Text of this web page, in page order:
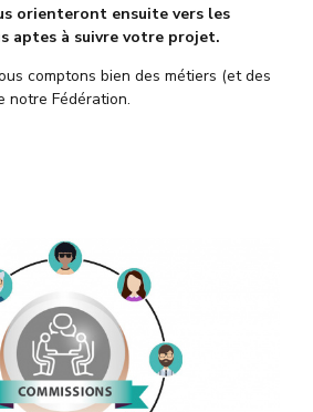
orienteront ensuite vers les
aptes à suivre votre projet.
comptons bien des métiers (et des
notre Fédération.